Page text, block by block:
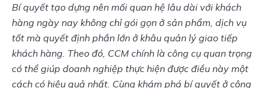
Bí quyết tạo dựng nên mối quan hệ lâu dài với khách
hàng ngày nay không chỉ gói gọn ở sản phẩm, dịch vụ
tốt mà quyết định phần lớn ở khâu quản lý giao tiếp
khách hàng. Theo đó, CCM chính là công cụ quan trọng
có thể giúp doanh nghiệp thực hiện được điều này một
cách có hiệu quả nhất. Cùng khám phá bí quyết ở công